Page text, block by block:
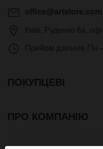
ПОКУПЦЕВІ
ПРО КОМПАНІЮ